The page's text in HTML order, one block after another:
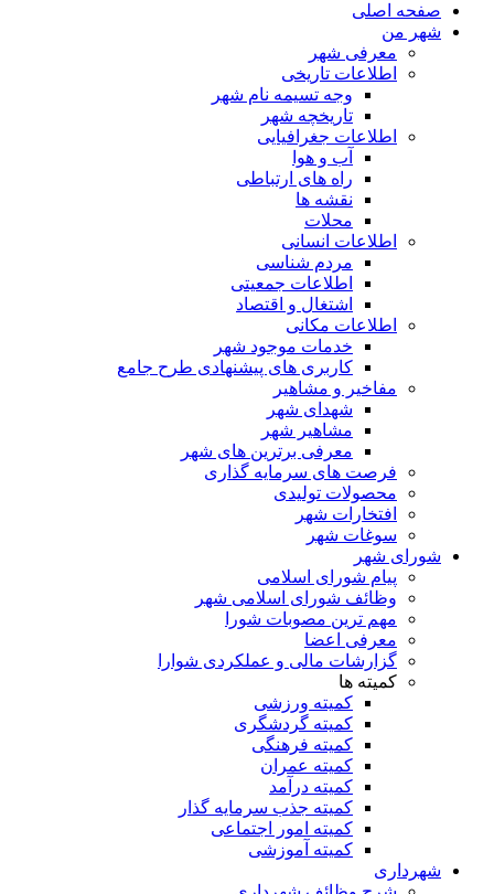
صفحه اصلی
شهر من
معرفی شهر
اطلاعات تاریخی
وجه تسیمه نام شهر
تاریخچه شهر
اطلاعات جغرافیایی
آب و هوا
راه های ارتباطی
نقشه ها
محلات
اطلاعات انسانی
مردم شناسی
اطلاعات جمعیتی
اشتغال و اقتصاد
اطلاعات مکانی
خدمات موجود شهر
کاربری های پیشنهادی طرح جامع
مفاخیر و مشاهیر
شهدای شهر
مشاهیر شهر
معرفی برترین های شهر
فرصت های سرمایه گذاری
محصولات تولیدی
افتخارات شهر
سوغات شهر
شورای شهر
پیام شورای اسلامی
وظائف شورای اسلامی شهر
مهم ترین مصوبات شورا
معرفی اعضا
گزارشات مالی و عملکردی شوارا
کمیته ها
کمیته ورزشی
کمیته گردشگری
کمیته فرهنگی
کمیته عمران
کمیته درآمد
کمیته جذب سرمایه گذار
کمیته امور اجتماعی
کمیته آموزشی
شهرداری